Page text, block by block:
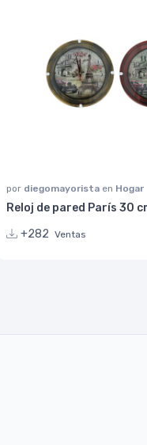
por diegomayorista en Hogar
Reloj de pared París 30
+282 Ventas